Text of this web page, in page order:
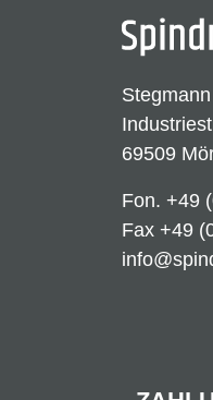
69509
Fon. +49
Fax +49